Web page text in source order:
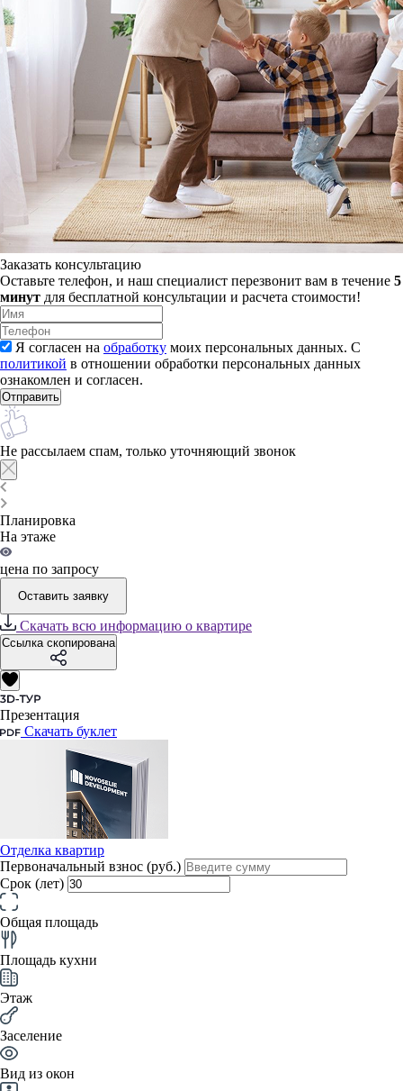
Заказать консультацию
Оставьте телефон, и наш специалист перезвонит вам в течение 5
минут для бесплатной консультации и расчета стоимости!
Я согласен на обработку моих персональных данных. С
политикой в отношении обработки персональных данных
ознакомлен и согласен.
Не рассылаем спам, только уточняющий звонок
Планировка
На этаже
цена по запросу
Оставить заявку
Скачать всю информацию о квартире
Ссылка скопирована
Презентация
Скачать буклет
Отделка квартир
Первоначальный взнос (руб.)
Срок (лет)
Общая площадь
Площадь кухни
Этаж
Заселение
Вид из окон